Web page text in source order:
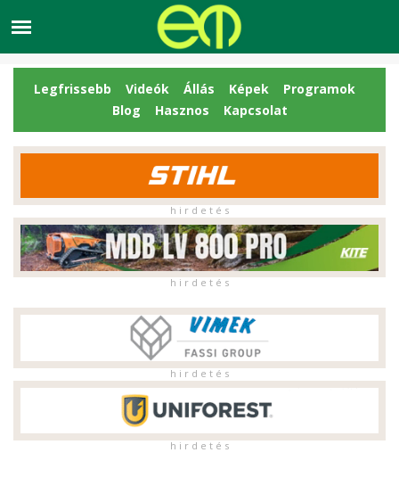
Legfrissebb Videók Állás Képek
Programok
Blog
Hasznos Kapcsolat
h i r d e t é s
h i r d e t é s
h i r d e t é s
h i r d e t é s